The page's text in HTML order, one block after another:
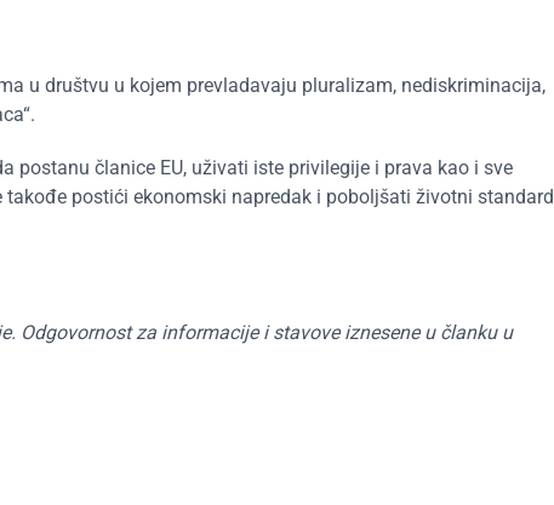
u društvu u kojem prevladavaju pluralizam, nediskriminacija,
postanu članice EU, uživati ​​iste privilegije i prava kao i sve
postići ekonomski napredak i poboljšati životni standard
Odgovornost za informacije i stavove iznesene u članku u